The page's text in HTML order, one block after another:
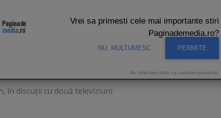
în discuţii cu două televiziuni
Vrei sa primesti cele mai importante stiri
Paginademedia.ro?
NU, MULTUMESC PERMITE
Nu colectam date cu caracter personal.